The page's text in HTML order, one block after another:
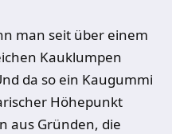
man seit über einem
Kauklumpen
da so ein Kaugummi
Höhepunkt
aus Gründen, die